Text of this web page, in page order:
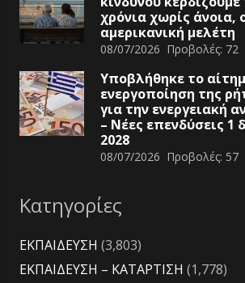
χρόνια χωρίς
αμερικανική μελέτη
08/07/2026 Προβολές: 72
Υποβλήθηκε το
ενεργοποίηση της
για την ενεργειακή
– Νέες επενδύσεις 1
2028
08/07/2026 Προβολές: 57
Κατηγορίες
ΕΚΠΑΙΔΕΥΣΗ (3,803)
ΕΚΠΑΙΔΕΥΣΗ – ΚΑΤΑΡΤΙΣΗ (1,778)